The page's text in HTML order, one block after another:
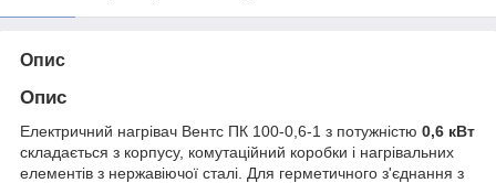
Опис
Опис
Електричний нагрівач Вентс ПК 100-0,6-1 з потужністю 0,6 кВт
складається з корпусу, комутаційний коробки і нагрівальних
елементів з нержавіючої сталі. Для герметичного з'єднання з